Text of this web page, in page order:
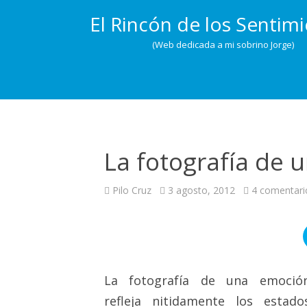
El Rincón de los
(Web dedicada a mi sobrino Jorge)
La fotografía de
Pilo Cruz 3 agosto, 2012 4
La fotografía de una
refleja nitidamente los